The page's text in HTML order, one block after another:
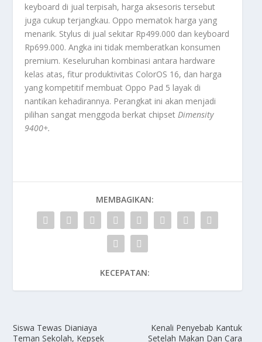
keyboard di jual terpisah, harga aksesoris tersebut
juga cukup terjangkau. Oppo mematok harga yang
menarik. Stylus di jual sekitar Rp499.000 dan keyboard
Rp699.000. Angka ini tidak memberatkan konsumen
premium. Keseluruhan kombinasi antara hardware
kelas atas, fitur produktivitas ColorOS 16, dan harga
yang kompetitif membuat Oppo Pad 5 layak di
nantikan kehadirannya. Perangkat ini akan menjadi
pilihan sangat menggoda berkat chipset Dimensity
9400+.
MEMBAGIKAN:
KECEPATAN:
Siswa Tewas Dianiaya
Teman Sekolah, Kepsek
Kenali Penyebab Kantuk
Setelah Makan Dan Cara